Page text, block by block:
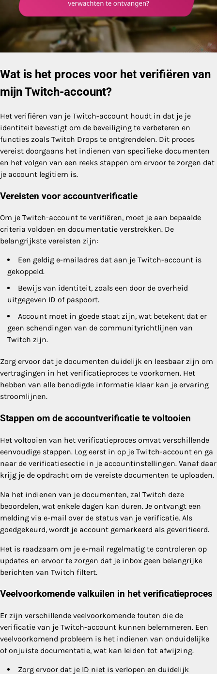
Wat is het proces voor het verifiëren van
mijn Twitch-account?
Het verifiëren van je Twitch-account houdt in dat je je
identiteit bevestigt om de beveiliging te verbeteren en
functies zoals Twitch Drops te ontgrendelen. Dit proces
vereist doorgaans het indienen van specifieke documenten
en het volgen van een reeks stappen om ervoor te zorgen dat
je account legitiem is.
Vereisten voor accountverificatie
Om je Twitch-account te verifiëren, moet je aan bepaalde
criteria voldoen en documentatie verstrekken. De
belangrijkste vereisten zijn:
Een geldig e-mailadres dat aan je Twitch-account is
gekoppeld.
Bewijs van identiteit, zoals een door de overheid
uitgegeven ID of paspoort.
Account moet in goede staat zijn, wat betekent dat er
geen schendingen van de communityrichtlijnen van
Twitch zijn.
Zorg ervoor dat je documenten duidelijk en leesbaar zijn om
vertragingen in het verificatieproces te voorkomen. Het
hebben van alle benodigde informatie klaar kan je ervaring
stroomlijnen.
Stappen om de accountverificatie te voltooien
Het voltooien van het verificatieproces omvat verschillende
eenvoudige stappen. Log eerst in op je Twitch-account en ga
naar de verificatiesectie in je accountinstellingen. Vanaf daar
krijg je de opdracht om de vereiste documenten te uploaden.
Na het indienen van je documenten, zal Twitch deze
beoordelen, wat enkele dagen kan duren. Je ontvangt een
melding via e-mail over de status van je verificatie. Als
goedgekeurd, wordt je account gemarkeerd als geverifieerd.
Het is raadzaam om je e-mail regelmatig te controleren op
updates en ervoor te zorgen dat je inbox geen belangrijke
berichten van Twitch filtert.
Veelvoorkomende valkuilen in het verificatieproces
Er zijn verschillende veelvoorkomende fouten die de
verificatie van je Twitch-account kunnen belemmeren. Een
veelvoorkomend probleem is het indienen van onduidelijke
of onjuiste documentatie, wat kan leiden tot afwijzing.
Zorg ervoor dat je ID niet is verlopen en duidelijk